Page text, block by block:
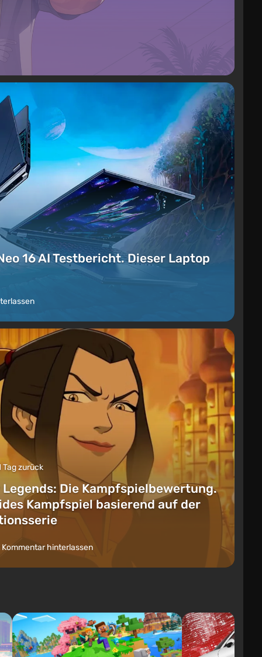
16 AI Testbericht. Dieser Laptop
Tag zurück
Die Kampfspielbewertung.
Kampfspiel basierend auf der
Kommentar hinterlassen